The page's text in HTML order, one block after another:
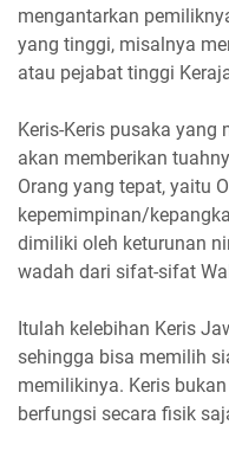
mengantarkan
yang tinggi, misalnya
atau pejabat tinggi
Keris-Keris pusaka yang
akan memberikan
Orang yang tepat, yaitu
kepemimpinan/
dimiliki oleh keturunan
wadah dari sifat-sifat
Itulah kelebihan Keris
sehingga bisa memilih
memilikinya. Keris
berfungsi secara fisik